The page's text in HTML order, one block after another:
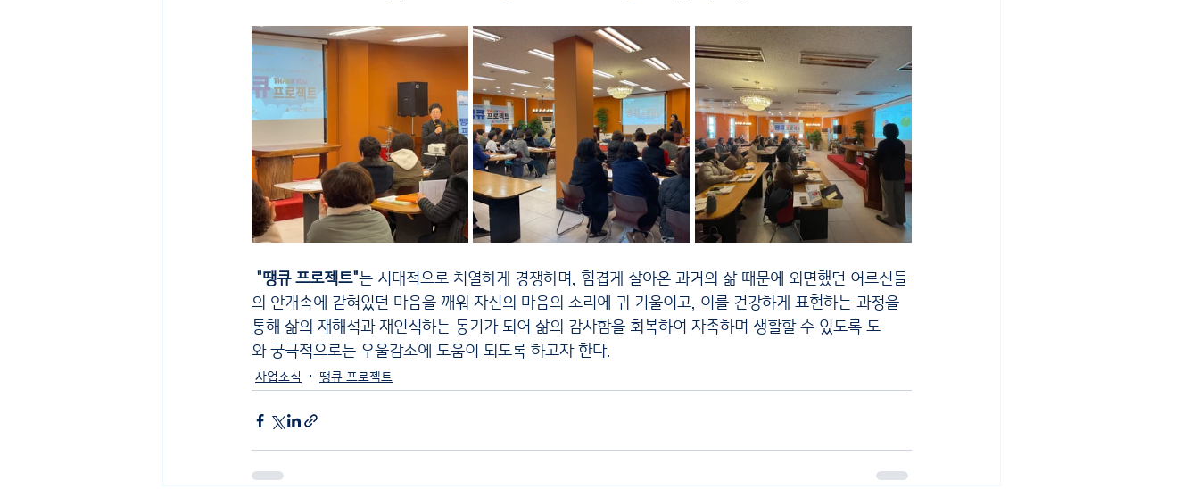
"땡큐 프로젝트"는 시대적으로 치열하게 경쟁하며, 힘겹게 살아온 과거의 삶 때문에 외면했던 어르신들
의 안개속에 갇혀있던 마음을 깨워 자신의 마음의 소리에 귀 기울이고, 이를 건강하게 표현하는 과정을
통해 삶의 재해석과 재인식하는 동기가 되어 삶의 감사함을 회복하여 자족하며 생활할 수 있도록 도
와 궁극적으로는 우울감소에 도움이 되도록 하고자 한다.
사업소식 땡큐 프로젝트